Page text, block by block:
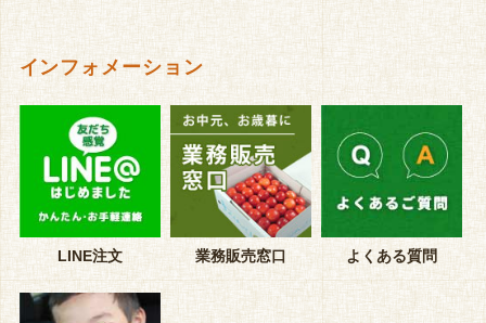
インフォメーション
LINE注文 業務販売窓口 よくある質問